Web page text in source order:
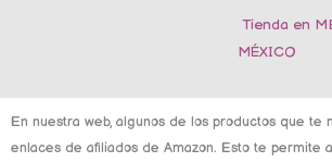
Tienda en
MÉXICO
En nuestra web, algunos de los productos que te
enlaces de afiliados de Amazon. Esto te permite